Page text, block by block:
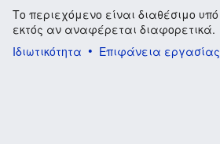
Το περιεχόμενο είναι διαθέσιμο υπό
εκτός αν αναφέρεται διαφορετικά.
Ιδιωτικότητα
Επιφάνεια εργασίας